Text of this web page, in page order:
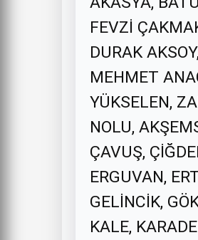
FEVZİ
DURAK
MEHMET
YÜKSELEN,
NOLU,
ÇAVUŞ,
ERGUVAN,
GELİNCİK,
KALE,